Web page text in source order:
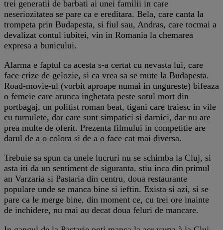
trei generatii de barbati ai unei familii in care
neseriozitatea se pare ca e ereditara. Bela, care canta la
trompeta prin Budapesta, si fiul sau, Andras, care tocmai a
devalizat contul iubitei, vin in Romania la chemarea
expresa a bunicului.
Alarma e faptul ca acesta s-a certat cu nevasta lui, care
face crize de gelozie, si ca vrea sa se mute la Budapesta.
Road-movie-ul (vorbit aproape numai in ungureste) bifeaza
o femeie care arunca inghetata peste sotul mort din
portbagaj, un politist roman beat, tigani care traiesc in vile
cu turnulete, dar care sunt simpatici si darnici, dar nu are
prea multe de oferit. Prezenta filmului in competitie are
darul de a o colora si de a o face cat mai diversa.
Trebuie sa spun ca unele lucruri nu se schimba la Cluj, si
asta iti da un sentiment de siguranta. stiu inca din primul
an Varzaria si Pastaria din centru, doua restaurante
populare unde se manca bine si ieftin. Exista si azi, si se
pare ca le merge bine, din moment ce, cu trei ore inainte
de inchidere, nu mai au decat doua feluri de mancare.